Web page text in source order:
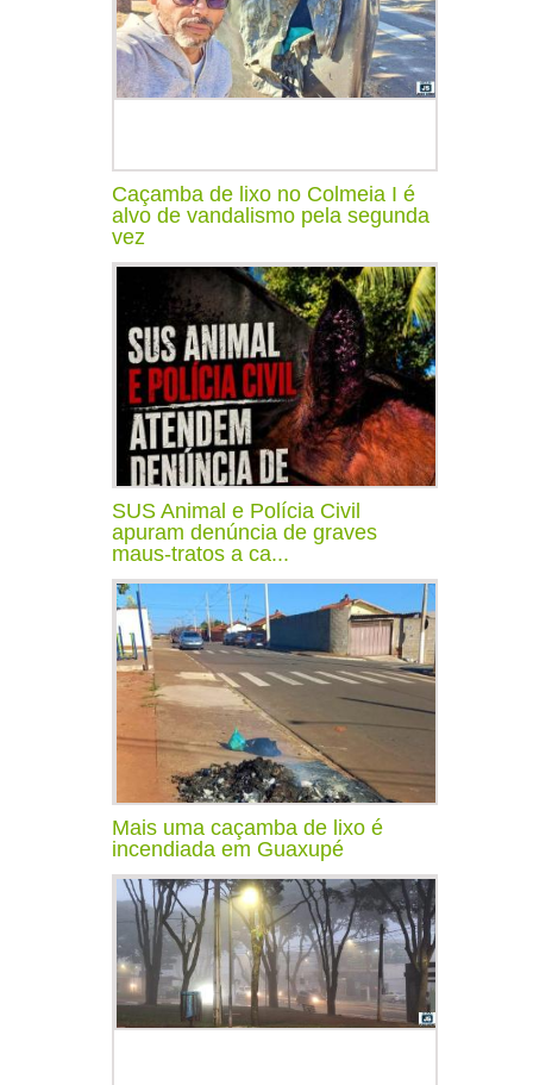
Caçamba de lixo no Colmeia I é
alvo de vandalismo pela segunda
vez
SUS Animal e Polícia Civil
apuram denúncia de graves
maus-tratos a ca...
Mais uma caçamba de lixo é
incendiada em Guaxupé